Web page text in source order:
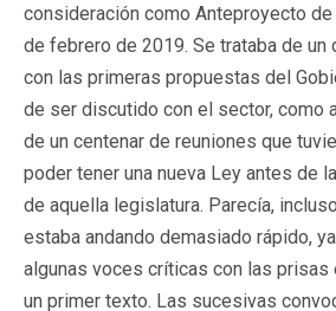
consideración como Anteproyecto
de febrero de 2019. Se trataba de un
con las primeras propuestas del
de ser discutido con el sector, como
de un centenar de reuniones que
poder tener una nueva Ley antes de
de aquella legislatura. Parecía,
estaba andando demasiado rápido,
algunas voces críticas con las prisas
un primer texto. Las sucesivas